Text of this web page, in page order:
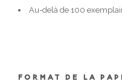
Au-delà de 100
FORMAT DE LA